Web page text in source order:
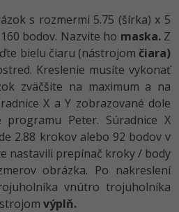
s rozmermi 5.75 (šírka) x 5
bodov. Nazvite ho maska.Z
bielu čiaru (nástrojom čiara)
Kreslenie musíte vykonať
zväčšite na maximum a na
X a Y zobrazované dole
Peter. Súradnice X
2.88 krokov alebo 92 bodov v
nastavili prepínač kroky / body
obrázka. Po nakreslení
vnútro trojuholníka
výplň.